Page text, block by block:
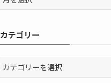
カテゴリー